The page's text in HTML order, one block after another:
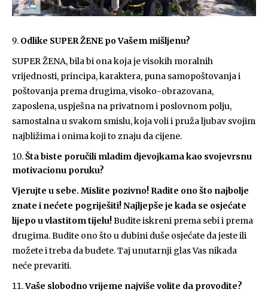
Odlike SUPER ŽENE po Vašem mišljenu?
SUPER ŽENA, bila bi ona koja je visokih moralnih
vrijednosti, principa, karaktera, puna samopoštovanja i
poštovanja prema drugima, visoko-obrazovana,
zaposlena, uspješna na privatnom i poslovnom polju,
samostalna u svakom smislu, koja voli i pruža ljubav svojim
najbližima i onima koji to znaju da cijene.
Šta biste poručili mladim djevojkama kao svojevrsnu
motivacionu poruku?
Vjerujte u sebe. Mislite pozivno! Radite ono što najbolje
znate i nećete pogriješiti! Najljepše je kada se osjećate
lijepo u vlastitom tijelu!Budite iskreni prema sebi i prema
drugima. Budite ono što u dubini duše osjećate da jeste ili
možete i treba da budete. Taj unutarnji glas Vas nikada
neće prevariti.
Vaše slobodno vrijeme najviše volite da provodite?